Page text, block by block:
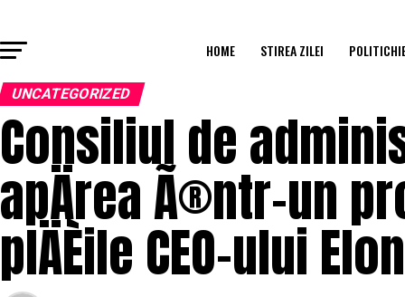
HOME STIREA ZILEI
UNCATEGORIZED
Consiliul de
apÄrea Ã®ntr-un
plÄÈile CEO-ului